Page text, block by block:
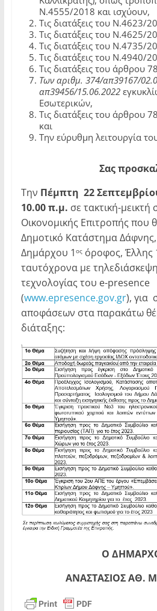
Ν.4555/2018 και ισχύουν,
Τις διατάξεις του Ν.4623/
Τις διατάξεις του Ν.4625/
Τις διατάξεις του Ν.4735/
Τις διατάξεις του Ν.4940/
Τις διατάξεις του άρθρου
Των αριθμ. 374/απ39167/
απ39456/15.06.2022
Εσωτερικών,
Τις διατάξεις του άρθρου
και
Την εύρυθμη λειτουργία
Σας
Την Πέμπτη 22
10.00 π.μ. σε τακτική-
Οικονομικής Επιτροπής που
Δημοτικό Κατάστημα
Δημάρχου 1 οςόροφος, Έλλης
ταυτόχρονα με
τεχνολογίας του e-presence
(www.epresence.gov.gr), για
αποφάσεων στα παρακάτω
διάταξης:
Ο
ΑΝΑΣΤΑΣΙΟΣ ΑΘ.